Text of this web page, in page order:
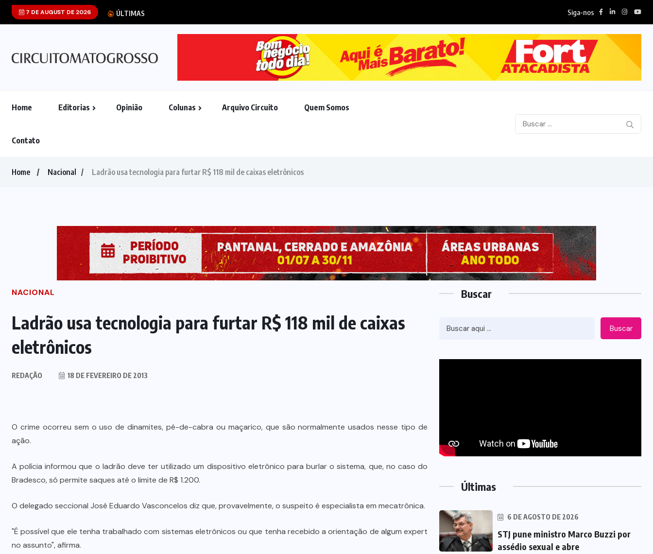
7 DE AUGUST DE 2026 ÚLTIMAS Siga-nos
Home Editorias Opinião Colunas Arquivo Circuito Quem Somos
Contato
Home Nacional Ladrão usa tecnologia para furtar R$ 118 mil de caixas eletrônicos
NACIONAL
Ladrão usa tecnologia para furtar R$ 118 mil de caixas
eletrônicos
REDAÇÃO 18 DE FEVEREIRO DE 2013
O crime ocorreu sem o uso de dinamites, pé-de-cabra ou maçarico, que são normalmente usados nesse tipo de
ação.
A polícia informou que o ladrão deve ter utilizado um dispositivo eletrônico para burlar o sistema, que, no caso do
Bradesco, só permite saques até o limite de R$ 1.200.
O delegado seccional José Eduardo Vasconcelos diz que, provavelmente, o suspeito é especialista em mecatrônica.
"É possível que ele tenha trabalhado com sistemas eletrônicos ou que tenha recebido a orientação de algum expert
no assunto", afirma.
Buscar
Buscar
Últimas
6 DE AGOSTO DE 2026
STJ pune ministro Marco Buzzi por
assédio sexual e abre